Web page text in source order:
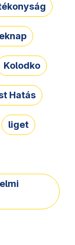
Kolodko
Hatás
liget